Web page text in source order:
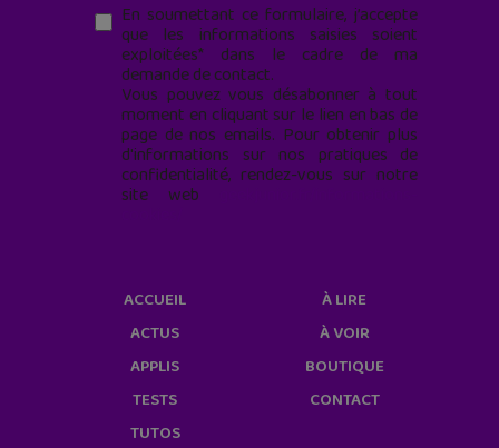
En soumettant ce formulaire, j’accepte
que les informations saisies soient
exploitées* dans le cadre de ma
demande de contact.
Vous pouvez vous désabonner à tout
moment en cliquant sur le lien en bas de
page de nos emails. Pour obtenir plus
d'informations sur nos pratiques de
confidentialité, rendez-vous sur notre
site web
ACCUEIL
ACTUS
APPLIS
TESTS
TUTOS
À LIRE
À VOIR
BOUTIQUE
CONTACT